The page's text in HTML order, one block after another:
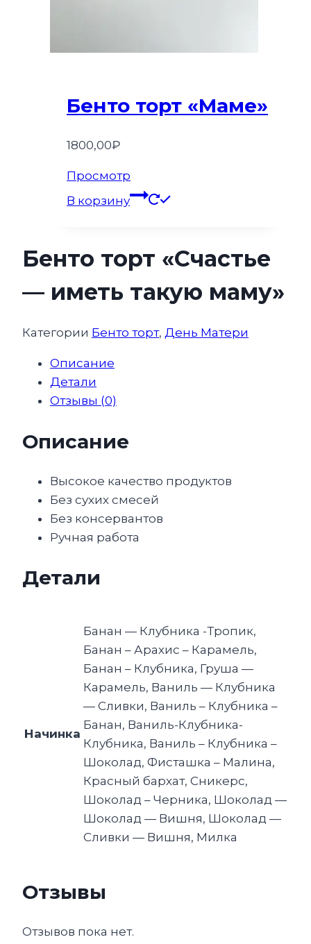
Бенто торт «Маме»
1800,00₽
Просмотр
В корзину
Бенто торт «Счастье
— иметь такую маму»
Категории Бенто торт, День Матери
Описание
Детали
Отзывы (0)
Описание
Высокое качество продуктов
Без сухих смесей
Без консервантов
Ручная работа
Детали
Начинка
Банан — Клубника -Тропик,
Банан – Арахис – Карамель,
Банан – Клубника, Груша —
Карамель, Ваниль — Клубника
— Сливки, Ваниль – Клубника –
Банан, Ваниль-Клубника-
Клубника, Ваниль – Клубника –
Шоколад, Фисташка – Малина,
Красный бархат, Сникерс,
Шоколад – Черника, Шоколад —
Шоколад — Вишня, Шоколад —
Сливки — Вишня, Милка
Отзывы
Отзывов пока нет.